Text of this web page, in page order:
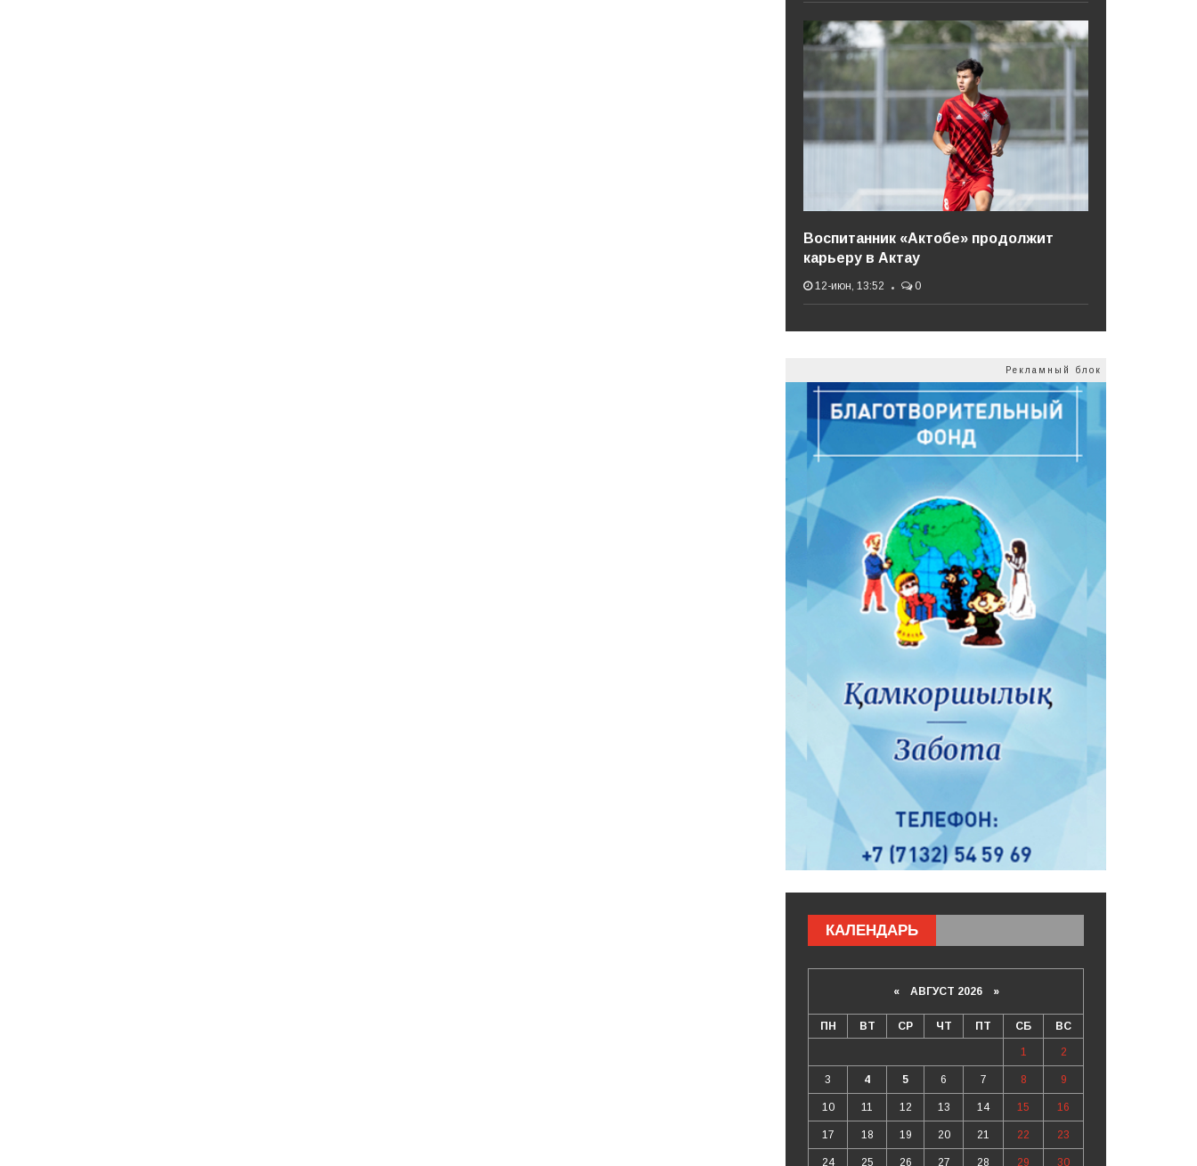
Воспитанник «Актобе» продолжит
карьеру в Актау
12-июн, 13:52 0
Рекламный блок
КАЛЕНДАРЬ
«АВГУСТ 2026 »
ПН ВТ СР ЧТ ПТ СБ ВС
1 2
3 4 5 6 7 8 9
10 11 12 13 14 15 16
17 18 19 20 21 22 23
24 25 26 27 28 29 30